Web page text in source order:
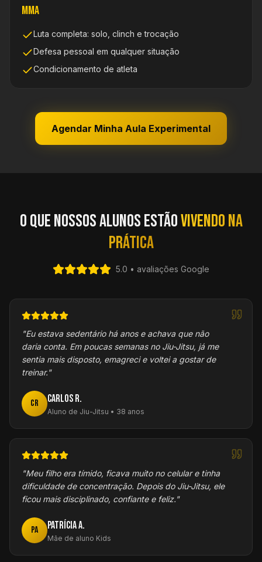
MMA
Luta completa: solo, clinch e trocação
Defesa pessoal em qualquer situação
Condicionamento de atleta
Agendar Minha Aula Experimental
O que nossos alunos estãovivendo na
prática
5.0 • avaliações Google
"Eu estava sedentário há anos e achava que não
daria conta. Em poucas semanas no Jiu-Jitsu, já me
sentia mais disposto, emagreci e voltei a gostar de
treinar."
CR Carlos R.
Aluno de Jiu-Jitsu • 38 anos
"Meu filho era tímido, ficava muito no celular e tinha
dificuldade de concentração. Depois do Jiu-Jitsu, ele
ficou mais disciplinado, confiante e feliz."
PA Patrícia A.
Mãe de aluno Kids